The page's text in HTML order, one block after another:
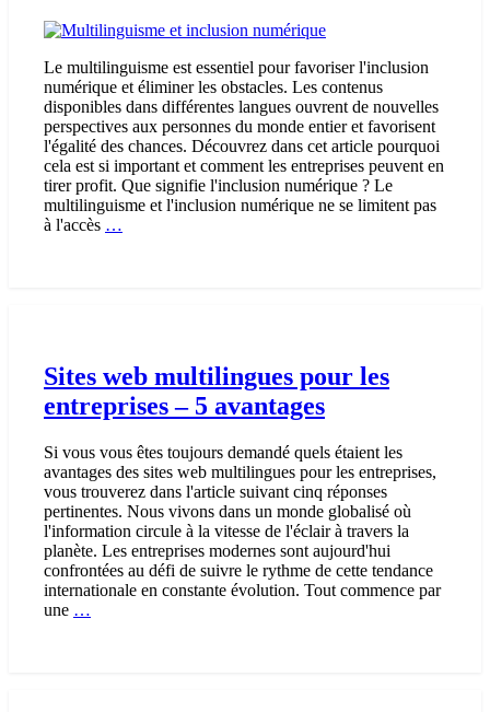
Le multilinguisme est essentiel pour favoriser l'inclusion
numérique et éliminer les obstacles. Les contenus
disponibles dans différentes langues ouvrent de nouvelles
perspectives aux personnes du monde entier et favorisent
l'égalité des chances. Découvrez dans cet article pourquoi
cela est si important et comment les entreprises peuvent en
tirer profit. Que signifie l'inclusion numérique ? Le
multilinguisme et l'inclusion numérique ne se limitent pas
à l'accès …
Sites web multilingues pour les
entreprises – 5 avantages
Si vous vous êtes toujours demandé quels étaient les
avantages des sites web multilingues pour les entreprises,
vous trouverez dans l'article suivant cinq réponses
pertinentes. Nous vivons dans un monde globalisé où
l'information circule à la vitesse de l'éclair à travers la
planète. Les entreprises modernes sont aujourd'hui
confrontées au défi de suivre le rythme de cette tendance
internationale en constante évolution. Tout commence par
une …